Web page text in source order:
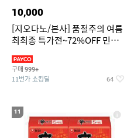
10,000
[지오다노/본사] 품절주의 여름
최최종 특가전~72%OFF 민소
구매 999+
11번가 쇼킹딜 64
11